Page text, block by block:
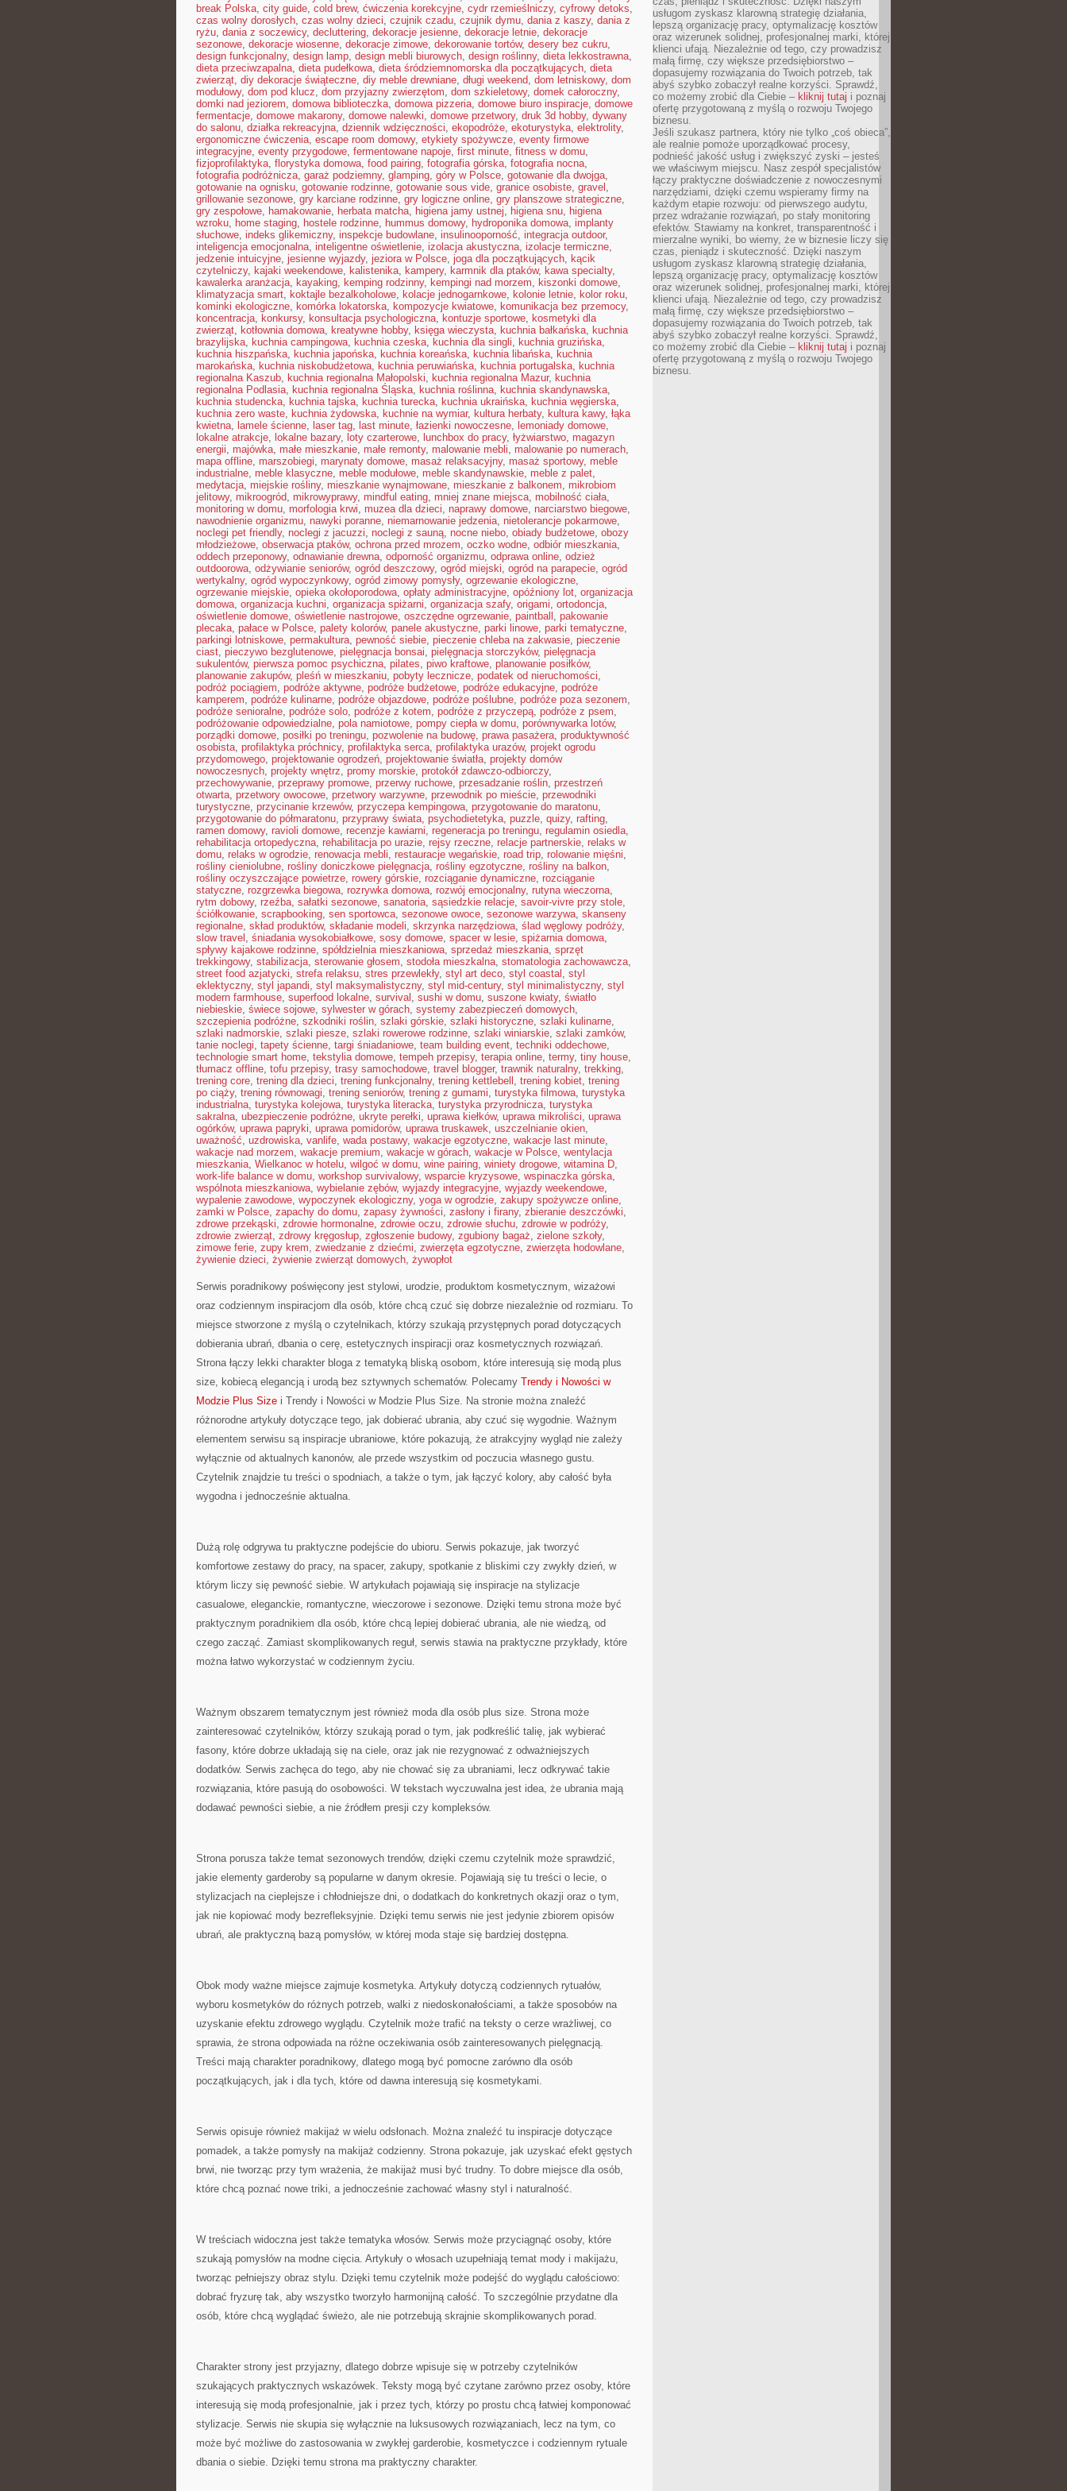
break Polska, city guide, cold brew, ćwiczenia korekcyjne, cydr rzemieślniczy, cyfrowy detoks,
czas wolny dorosłych, czas wolny dzieci, czujnik czadu, czujnik dymu, dania z kaszy, dania z
ryżu, dania z soczewicy, decluttering, dekoracje jesienne, dekoracje letnie, dekoracje
sezonowe, dekoracje wiosenne, dekoracje zimowe, dekorowanie tortów, desery bez cukru,
design funkcjonalny, design lamp, design mebli biurowych, design roślinny, dieta lekkostrawna,
dieta przeciwzapalna, dieta pudełkowa, dieta śródziemnomorska dla początkujących, dieta
zwierząt, diy dekoracje świąteczne, diy meble drewniane, długi weekend, dom letniskowy, dom
modułowy, dom pod klucz, dom przyjazny zwierzętom, dom szkieletowy, domek całoroczny,
domki nad jeziorem, domowa biblioteczka, domowa pizzeria, domowe biuro inspiracje, domowe
fermentacje, domowe makarony, domowe nalewki, domowe przetwory, druk 3d hobby, dywany
do salonu, działka rekreacyjna, dziennik wdzięczności, ekopodróże, ekoturystyka, elektrolity,
ergonomiczne ćwiczenia, escape room domowy, etykiety spożywcze, eventy firmowe
integracyjne, eventy przygodowe, fermentowane napoje, first minute, fitness w domu,
fizjoprofilaktyka, florystyka domowa, food pairing, fotografia górska, fotografia nocna,
fotografia podróżnicza, garaż podziemny, glamping, góry w Polsce, gotowanie dla dwojga,
gotowanie na ognisku, gotowanie rodzinne, gotowanie sous vide, granice osobiste, gravel ,
grillowanie sezonowe, gry karciane rodzinne, gry logiczne online, gry planszowe strategiczne,
gry zespołowe, hamakowanie, herbata matcha, higiena jamy ustnej, higiena snu, higiena
wzroku, home staging, hostele rodzinne, hummus domowy, hydroponika domowa, implanty
słuchowe, indeks glikemiczny, inspekcje budowlane, insulinooporność, integracja outdoor,
inteligencja emocjonalna, inteligentne oświetlenie, izolacja akustyczna, izolacje termiczne,
jedzenie intuicyjne, jesienne wyjazdy, jeziora w Polsce, joga dla początkujących, kącik
czytelniczy, kajaki weekendowe, kalistenika, kampery, karmnik dla ptaków, kawa specialty,
kawalerka aranżacja, kayaking, kemping rodzinny, kempingi nad morzem, kiszonki domowe,
klimatyzacja smart, koktajle bezalkoholowe, kolacje jednogarnkowe, kolonie letnie, kolor roku,
kominki ekologiczne, komórka lokatorska, kompozycje kwiatowe, komunikacja bez przemocy,
koncentracja, konkursy, konsultacja psychologiczna, kontuzje sportowe, kosmetyki dla
zwierząt, kotłownia domowa, kreatywne hobby, księga wieczysta, kuchnia bałkańska, kuchnia
brazylijska, kuchnia campingowa, kuchnia czeska, kuchnia dla singli, kuchnia gruzińska,
kuchnia hiszpańska, kuchnia japońska, kuchnia koreańska, kuchnia libańska, kuchnia
marokańska, kuchnia niskobudżetowa, kuchnia peruwiańska, kuchnia portugalska, kuchnia
regionalna Kaszub, kuchnia regionalna Małopolski, kuchnia regionalna Mazur, kuchnia
regionalna Podlasia, kuchnia regionalna Śląska, kuchnia roślinna, kuchnia skandynawska,
kuchnia studencka, kuchnia tajska, kuchnia turecka, kuchnia ukraińska, kuchnia węgierska,
kuchnia zero waste, kuchnia żydowska, kuchnie na wymiar, kultura herbaty, kultura kawy, łąka
kwietna, lamele ścienne, laser tag, last minute, łazienki nowoczesne, lemoniady domowe,
lokalne atrakcje, lokalne bazary, loty czarterowe, lunchbox do pracy, łyżwiarstwo, magazyn
energii, majówka, małe mieszkanie, małe remonty, malowanie mebli, malowanie po numerach,
mapa offline, marszobiegi, marynaty domowe, masaż relaksacyjny, masaż sportowy, meble
industrialne, meble klasyczne, meble modułowe, meble skandynawskie, meble z palet,
medytacja, miejskie rośliny, mieszkanie wynajmowane, mieszkanie z balkonem, mikrobiom
jelitowy, mikroogród, mikrowyprawy, mindful eating, mniej znane miejsca, mobilność ciała,
monitoring w domu, morfologia krwi, muzea dla dzieci, naprawy domowe, narciarstwo biegowe,
nawodnienie organizmu, nawyki poranne, niemarnowanie jedzenia, nietolerancje pokarmowe,
noclegi pet friendly, noclegi z jacuzzi, noclegi z sauną, nocne niebo, obiady budżetowe, obozy
młodzieżowe, obserwacja ptaków, ochrona przed mrozem, oczko wodne, odbiór mieszkania,
oddech przeponowy, odnawianie drewna, odporność organizmu, odprawa online, odzież
outdoorowa, odżywianie seniorów, ogród deszczowy, ogród miejski, ogród na parapecie, ogród
wertykalny, ogród wypoczynkowy, ogród zimowy pomysły, ogrzewanie ekologiczne,
ogrzewanie miejskie, opieka okołoporodowa, opłaty administracyjne, opóźniony lot, organizacja
domowa, organizacja kuchni, organizacja spiżarni, organizacja szafy, origami, ortodoncja,
oświetlenie domowe, oświetlenie nastrojowe, oszczędne ogrzewanie, paintball , pakowanie
plecaka, pałace w Polsce, palety kolorów, panele akustyczne, parki linowe, parki tematyczne,
parkingi lotniskowe, permakultura, pewność siebie, pieczenie chleba na zakwasie, pieczenie
ciast, pieczywo bezglutenowe, pielęgnacja bonsai, pielęgnacja storczyków, pielęgnacja
sukulentów, pierwsza pomoc psychiczna, pilates, piwo kraftowe, planowanie posiłków,
planowanie zakupów, pleśń w mieszkaniu, pobyty lecznicze, podatek od nieruchomości,
podróż pociągiem, podróże aktywne, podróże budżetowe, podróże edukacyjne, podróże
kamperem, podróże kulinarne, podróże objazdowe, podróże poślubne, podróże poza sezonem,
podróże senioralne, podróże solo, podróże z kotem, podróże z przyczepą, podróże z psem,
podróżowanie odpowiedzialne, pola namiotowe, pompy ciepła w domu, porównywarka lotów,
porządki domowe, posiłki po treningu, pozwolenie na budowę, prawa pasażera, produktywność
osobista, profilaktyka próchnicy, profilaktyka serca, profilaktyka urazów, projekt ogrodu
przydomowego, projektowanie ogrodzeń, projektowanie światła, projekty domów
nowoczesnych, projekty wnętrz, promy morskie, protokół zdawczo-odbiorczy,
przechowywanie, przeprawy promowe, przerwy ruchowe, przesadzanie roślin, przestrzeń
otwarta, przetwory owocowe, przetwory warzywne, przewodnik po mieście, przewodniki
turystyczne, przycinanie krzewów, przyczepa kempingowa, przygotowanie do maratonu,
przygotowanie do półmaratonu, przyprawy świata, psychodietetyka, puzzle, quizy, rafting,
ramen domowy, ravioli domowe, recenzje kawiarni, regeneracja po treningu, regulamin osiedla,
rehabilitacja ortopedyczna, rehabilitacja po urazie, rejsy rzeczne, relacje partnerskie, relaks w
domu, relaks w ogrodzie, renowacja mebli, restauracje wegańskie, road trip, rolowanie mięśni,
rośliny cieniolubne, rośliny doniczkowe pielęgnacja, rośliny egzotyczne, rośliny na balkon,
rośliny oczyszczające powietrze, rowery górskie, rozciąganie dynamiczne, rozciąganie
statyczne, rozgrzewka biegowa, rozrywka domowa, rozwój emocjonalny, rutyna wieczorna,
rytm dobowy, rzeźba, sałatki sezonowe, sanatoria, sąsiedzkie relacje, savoir-vivre przy stole,
ściółkowanie, scrapbooking, sen sportowca, sezonowe owoce, sezonowe warzywa, skanseny
regionalne, skład produktów, składanie modeli, skrzynka narzędziowa, ślad węglowy podróży,
slow travel , śniadania wysokobiałkowe, sosy domowe, spacer w lesie, spiżarnia domowa,
spływy kajakowe rodzinne, spółdzielnia mieszkaniowa, sprzedaż mieszkania, sprzęt
trekkingowy, stabilizacja, sterowanie głosem, stodoła mieszkalna, stomatologia zachowawcza,
street food azjatycki, strefa relaksu, stres przewlekły, styl art deco, styl coastal , styl
eklektyczny, styl japandi, styl maksymalistyczny, styl mid-century, styl minimalistyczny, styl
modern farmhouse, superfood lokalne, survival , sushi w domu, suszone kwiaty, światło
niebieskie, świece sojowe, sylwester w górach, systemy zabezpieczeń domowych,
szczepienia podróżne, szkodniki roślin, szlaki górskie, szlaki historyczne, szlaki kulinarne,
szlaki nadmorskie, szlaki piesze, szlaki rowerowe rodzinne, szlaki winiarskie, szlaki zamków,
tanie noclegi, tapety ścienne, targi śniadaniowe, team building event, techniki oddechowe,
technologie smart home, tekstylia domowe, tempeh przepisy, terapia online, termy, tiny house,
tłumacz offline, tofu przepisy, trasy samochodowe, travel blogger, trawnik naturalny, trekking,
trening core, trening dla dzieci, trening funkcjonalny, trening kettlebell , trening kobiet, trening
po ciąży, trening równowagi, trening seniorów, trening z gumami, turystyka filmowa, turystyka
industrialna, turystyka kolejowa, turystyka literacka, turystyka przyrodnicza, turystyka
sakralna, ubezpieczenie podróżne, ukryte perełki, uprawa kiełków, uprawa mikroliści, uprawa
ogórków, uprawa papryki, uprawa pomidorów, uprawa truskawek, uszczelnianie okien,
uważność, uzdrowiska, vanlife, wada postawy, wakacje egzotyczne, wakacje last minute,
wakacje nad morzem, wakacje premium, wakacje w górach, wakacje w Polsce, wentylacja
mieszkania, Wielkanoc w hotelu, wilgoć w domu, wine pairing, winiety drogowe, witamina D,
work-life balance w domu, workshop survivalowy, wsparcie kryzysowe, wspinaczka górska,
wspólnota mieszkaniowa, wybielanie zębów, wyjazdy integracyjne, wyjazdy weekendowe,
wypalenie zawodowe, wypoczynek ekologiczny, yoga w ogrodzie, zakupy spożywcze online,
zamki w Polsce, zapachy do domu, zapasy żywności, zasłony i firany, zbieranie deszczówki,
zdrowe przekąski, zdrowie hormonalne, zdrowie oczu, zdrowie słuchu, zdrowie w podróży,
zdrowie zwierząt, zdrowy kręgosłup, zgłoszenie budowy, zgubiony bagaż, zielone szkoły,
zimowe ferie, zupy krem, zwiedzanie z dziećmi, zwierzęta egzotyczne, zwierzęta hodowlane,
żywienie dzieci, żywienie zwierząt domowych, żywopłot
Serwis poradnikowy poświęcony jest stylowi, urodzie, produktom kosmetycznym, wizażowi
oraz codziennym inspiracjom dla osób, które chcą czuć się dobrze niezależnie od rozmiaru. To
miejsce stworzone z myślą o czytelnikach, którzy szukają przystępnych porad dotyczących
dobierania ubrań, dbania o cerę, estetycznych inspiracji oraz kosmetycznych rozwiązań.
Strona łączy lekki charakter bloga z tematyką bliską osobom, które interesują się modą plus
size, kobiecą elegancją i urodą bez sztywnych schematów. Polecamy Trendy i Nowości w
Modzie Plus Size i Trendy i Nowości w Modzie Plus Size. Na stronie można znaleźć
różnorodne artykuły dotyczące tego, jak dobierać ubrania, aby czuć się wygodnie. Ważnym
elementem serwisu są inspiracje ubraniowe, które pokazują, że atrakcyjny wygląd nie zależy
wyłącznie od aktualnych kanonów, ale przede wszystkim od poczucia własnego gustu.
Czytelnik znajdzie tu treści o spodniach, a także o tym, jak łączyć kolory, aby całość była
wygodna i jednocześnie aktualna.
Dużą rolę odgrywa tu praktyczne podejście do ubioru. Serwis pokazuje, jak tworzyć
komfortowe zestawy do pracy, na spacer, zakupy, spotkanie z bliskimi czy zwykły dzień, w
którym liczy się pewność siebie. W artykułach pojawiają się inspiracje na stylizacje
casualowe, eleganckie, romantyczne, wieczorowe i sezonowe. Dzięki temu strona może być
praktycznym poradnikiem dla osób, które chcą lepiej dobierać ubrania, ale nie wiedzą, od
czego zacząć. Zamiast skomplikowanych reguł, serwis stawia na praktyczne przykłady, które
można łatwo wykorzystać w codziennym życiu.
Ważnym obszarem tematycznym jest również moda dla osób plus size. Strona może
zainteresować czytelników, którzy szukają porad o tym, jak podkreślić talię, jak wybierać
fasony, które dobrze układają się na ciele, oraz jak nie rezygnować z odważniejszych
dodatków. Serwis zachęca do tego, aby nie chować się za ubraniami, lecz odkrywać takie
rozwiązania, które pasują do osobowości. W tekstach wyczuwalna jest idea, że ubrania mają
dodawać pewności siebie, a nie źródłem presji czy kompleksów.
Strona porusza także temat sezonowych trendów, dzięki czemu czytelnik może sprawdzić,
jakie elementy garderoby są popularne w danym okresie. Pojawiają się tu treści o lecie, o
stylizacjach na cieplejsze i chłodniejsze dni, o dodatkach do konkretnych okazji oraz o tym,
jak nie kopiować mody bezrefleksyjnie. Dzięki temu serwis nie jest jedynie zbiorem opisów
ubrań, ale praktyczną bazą pomysłów, w której moda staje się bardziej dostępna.
Obok mody ważne miejsce zajmuje kosmetyka. Artykuły dotyczą codziennych rytuałów,
wyboru kosmetyków do różnych potrzeb, walki z niedoskonałościami, a także sposobów na
uzyskanie efektu zdrowego wyglądu. Czytelnik może trafić na teksty o cerze wrażliwej, co
sprawia, że strona odpowiada na różne oczekiwania osób zainteresowanych pielęgnacją.
Treści mają charakter poradnikowy, dlatego mogą być pomocne zarówno dla osób
początkujących, jak i dla tych, które od dawna interesują się kosmetykami.
Serwis opisuje również makijaż w wielu odsłonach. Można znaleźć tu inspiracje dotyczące
pomadek, a także pomysły na makijaż codzienny. Strona pokazuje, jak uzyskać efekt gęstych
brwi, nie tworząc przy tym wrażenia, że makijaż musi być trudny. To dobre miejsce dla osób,
które chcą poznać nowe triki, a jednocześnie zachować własny styl i naturalność.
W treściach widoczna jest także tematyka włosów. Serwis może przyciągnąć osoby, które
szukają pomysłów na modne cięcia. Artykuły o włosach uzupełniają temat mody i makijażu,
tworząc pełniejszy obraz stylu. Dzięki temu czytelnik może podejść do wyglądu całościowo:
dobrać fryzurę tak, aby wszystko tworzyło harmonijną całość. To szczególnie przydatne dla
osób, które chcą wyglądać świeżo, ale nie potrzebują skrajnie skomplikowanych porad.
Charakter strony jest przyjazny, dlatego dobrze wpisuje się w potrzeby czytelników
szukających praktycznych wskazówek. Teksty mogą być czytane zarówno przez osoby, które
interesują się modą profesjonalnie, jak i przez tych, którzy po prostu chcą łatwiej komponować
stylizacje. Serwis nie skupia się wyłącznie na luksusowych rozwiązaniach, lecz na tym, co
może być możliwe do zastosowania w zwykłej garderobie, kosmetyczce i codziennym rytuale
dbania o siebie. Dzięki temu strona ma praktyczny charakter.
usługom zyskasz klarowną strategię działania,
lepszą organizację pracy, optymalizację kosztów
oraz wizerunek solidnej, profesjonalnej marki, której
klienci ufają. Niezależnie od tego, czy prowadzisz
małą firmę, czy większe przedsiębiorstwo –
dopasujemy rozwiązania do Twoich potrzeb, tak
abyś szybko zobaczył realne korzyści. Sprawdź,
co możemy zrobić dla Ciebie – kliknij tutaj i poznaj
ofertę przygotowaną z myślą o rozwoju Twojego
biznesu.
Jeśli szukasz partnera, który nie tylko „coś obieca”,
ale realnie pomoże uporządkować procesy,
podnieść jakość usług i zwiększyć zyski – jesteś
we właściwym miejscu. Nasz zespół specjalistów
łączy praktyczne doświadczenie z nowoczesnymi
narzędziami, dzięki czemu wspieramy firmy na
każdym etapie rozwoju: od pierwszego audytu,
przez wdrażanie rozwiązań, po stały monitoring
efektów. Stawiamy na konkret, transparentność i
mierzalne wyniki, bo wiemy, że w biznesie liczy się
czas, pieniądz i skuteczność. Dzięki naszym
usługom zyskasz klarowną strategię działania,
lepszą organizację pracy, optymalizację kosztów
oraz wizerunek solidnej, profesjonalnej marki, której
klienci ufają. Niezależnie od tego, czy prowadzisz
małą firmę, czy większe przedsiębiorstwo –
dopasujemy rozwiązania do Twoich potrzeb, tak
abyś szybko zobaczył realne korzyści. Sprawdź,
co możemy zrobić dla Ciebie – kliknij tutaj i poznaj
ofertę przygotowaną z myślą o rozwoju Twojego
biznesu.